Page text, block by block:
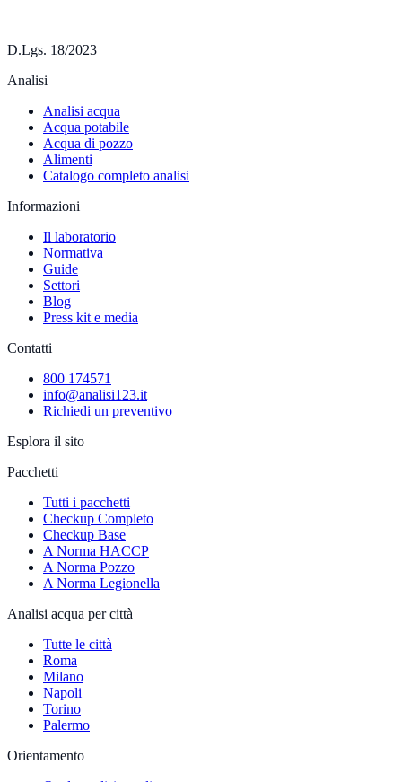
D.Lgs. 18/2023
Analisi
Analisi acqua
Acqua potabile
Acqua di pozzo
Alimenti
Catalogo completo analisi
Informazioni
Il laboratorio
Normativa
Guide
Settori
Blog
Press kit e media
Contatti
800 174571
info@analisi123.it
Richiedi un preventivo
Esplora il sito
Pacchetti
Tutti i pacchetti
Checkup Completo
Checkup Base
A Norma HACCP
A Norma Pozzo
A Norma Legionella
Analisi acqua per città
Tutte le città
Roma
Milano
Napoli
Torino
Palermo
Orientamento